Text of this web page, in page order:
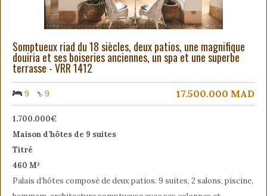
Somptueux riad du 18 siècles, deux patios, une magnifique
douiria et ses boiseries anciennes, un spa et une superbe
terrasse - VRR 1412
9 9 17.500.000 MAD
1.700.000€
Maison d’hôtes de 9 suites
Titré
460 M²
Palais d’hôtes composé de deux patios. 9 suites, 2 salons, piscine,